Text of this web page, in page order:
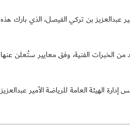
عبدالعزيز بن تركي الفيصل، الذي بارك هذه
من الخبرات الفنية، وفق معايير ستُعلن عنها
الهيئة العامة للرياضة الأمير عبدالعزيز